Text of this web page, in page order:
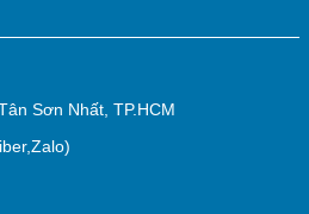
Sơn Nhất, TP.HCM